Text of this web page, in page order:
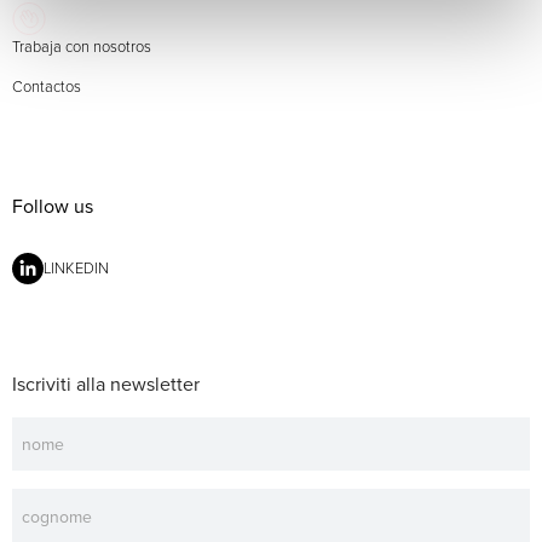
Trabaja con nosotros
Contactos
Follow us
LINKEDIN
Iscriviti alla newsletter